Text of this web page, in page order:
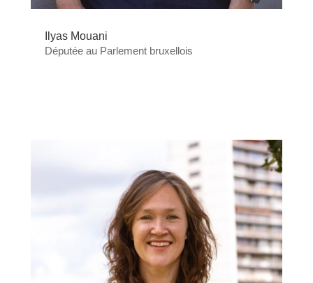
Ilyas Mouani
Députée au Parlement bruxellois